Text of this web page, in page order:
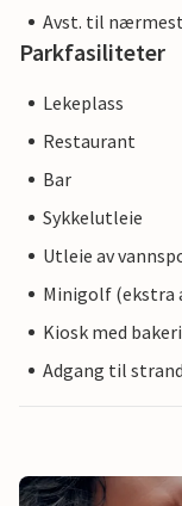
Avst. til
Parkfasiliteter
Lekeplass
Restaurant
Bar
Sykkelutleie
Utleie av
Minigolf (ekstra
Kiosk med bakeri
Adgang til